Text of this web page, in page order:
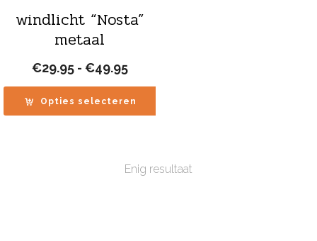
windlicht “Nosta”
metaal
€29.95 - €49.95Prijsklasse:
tot
Opties selecteren
Enig resultaat